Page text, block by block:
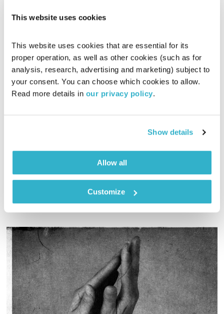
This website uses cookies
This website uses cookies that are essential for its
proper operation, as well as other cookies (such as for
analysis, research, advertising and marketing) subject to
your consent. You can choose which cookies to allow.
Read more details in our privacy policy.
Show details
Allow all
Customize
גיל
כי באדם אאמין
אברום בורג
להישאר צעירים ודוחקים את זקני השבט לשוליים? אברום בורג